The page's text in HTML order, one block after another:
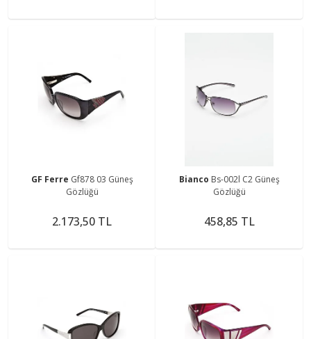
GF Ferre Gf878 03 Güneş
Gözlüğü
2.173,50 TL
Bianco Bs-002l C2 Güneş
Gözlüğü
458,85 TL